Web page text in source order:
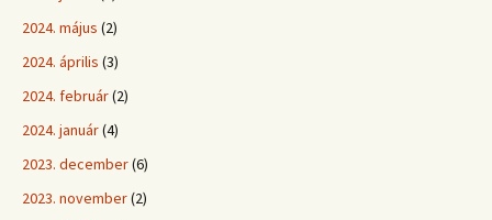
2024. május (2)
2024. április (3)
2024. február(2)
2024. január(4)
2023. december(6)
2023. november(2)